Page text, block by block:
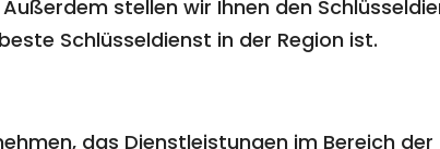
stellen wir Ihnen den
Schlüsseldienst in der Region ist.
das Dienstleistungen im Bereich